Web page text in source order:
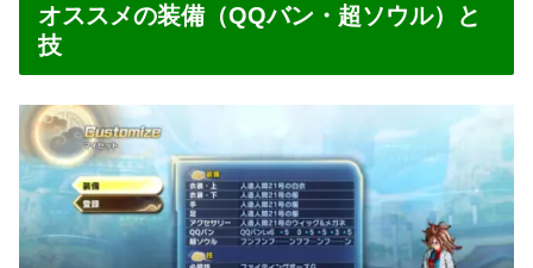
オススメの装備（QQバン・超ソウル）と
技